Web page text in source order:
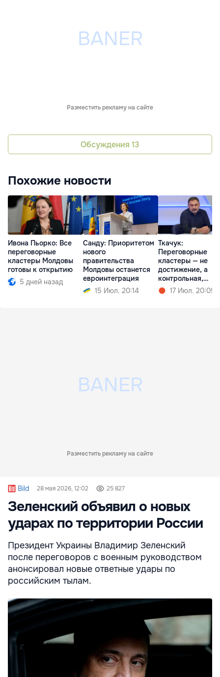
Разместить рекламу на сайте
Обсуждения 13
Похожие новости
Ивона Пьорко: Все
переговорные
кластеры Молдовы
готовы к открытию
5 дней назад
Санду: Приоритетом
нового
правительства
Молдовы останется
евроинтеграция
15 Июл. 20:14
Ткачук:
Переговорные
кластеры — не
достижение, а
контрольная,
которую можешь
сдать
17 Июл. 20:09
Разместить рекламу на сайте
Bild 28 мая 2026, 12:02 25 827
Зеленский объявил о новых
ударах по территории России
Президент Украины Владимир Зеленский
после переговоров с военным руководством
анонсировал новые ответные удары по
российским тылам.